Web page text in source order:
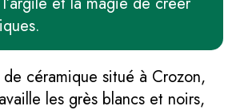
céramique situé à Crozon,
les grès blancs et noirs,